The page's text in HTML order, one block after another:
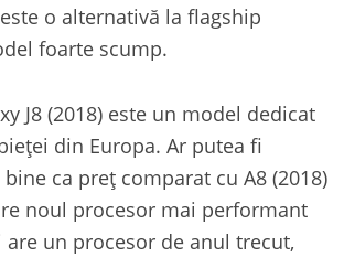
o alternativă la flagship
foarte scump.
J8 (2018) este un model dedicat
din Europa. Ar putea fi
ca preț comparat cu A8 (2018)
noul procesor mai performant
are un procesor de anul trecut,